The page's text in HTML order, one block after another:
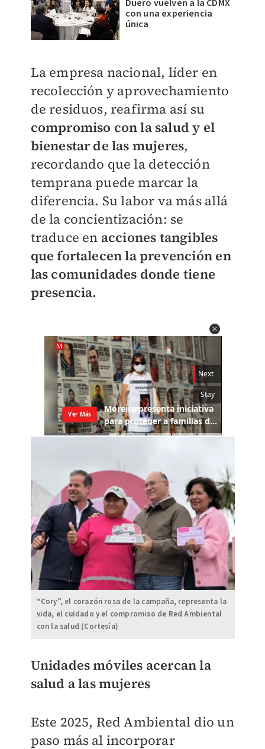
Duero vuelven a la CDMX
con una experiencia
única
La empresa nacional, líder en
recolección y aprovechamiento
de residuos, reafirma así su
compromiso con la salud y el
bienestar de las mujeres,
recordando que la detección
temprana puede marcar la
diferencia. Su labor va más allá
de la concientización: se
traduce en acciones tangibles
que fortalecen la prevención en
las comunidades donde tiene
presencia.
“Cory”, el corazón rosa de la campaña, representa la
vida, el cuidado y el compromiso de Red Ambiental
con la salud (Cortesía)
Unidades móviles acercan la
salud a las mujeres
Este 2025, Red Ambiental dio un
paso más al incorporar